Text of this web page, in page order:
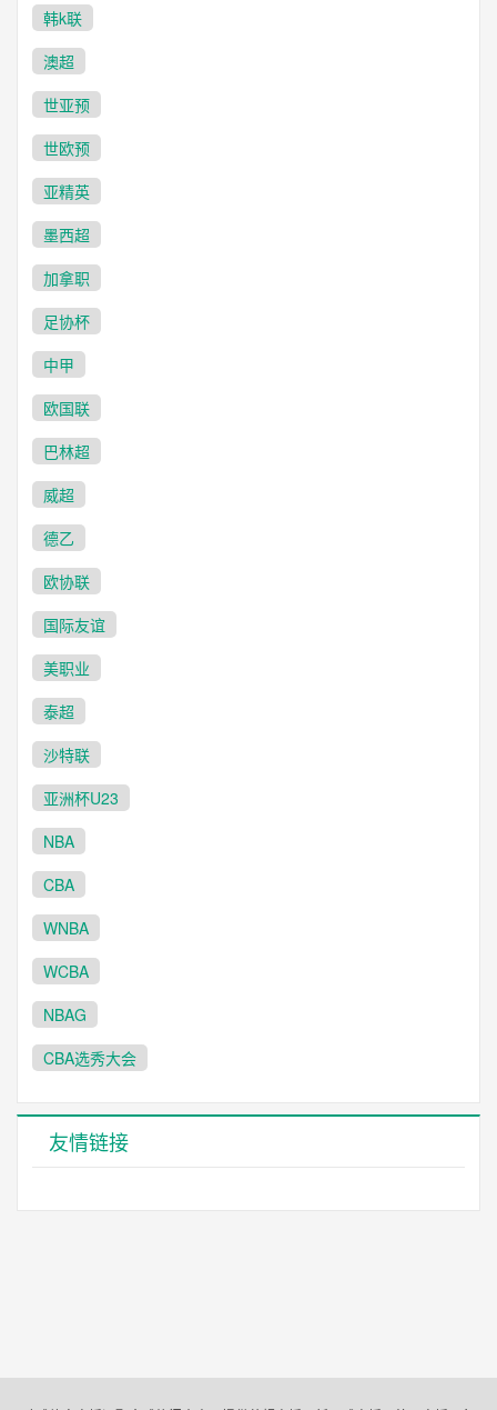
韩k联
澳超
世亚预
世欧预
亚精英
墨西超
加拿职
足协杯
中甲
欧国联
巴林超
威超
德乙
欧协联
国际友谊
美职业
泰超
沙特联
亚洲杯U23
NBA
CBA
WNBA
WCBA
NBAG
CBA选秀大会
友情链接